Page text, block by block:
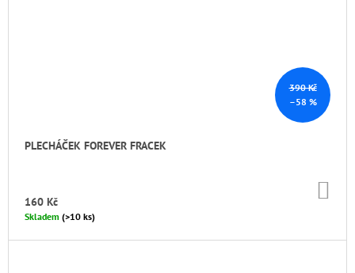
390 Kč
–58 %
PLECHÁČEK FOREVER FRACEK
160 Kč
Skladem (>10 ks)